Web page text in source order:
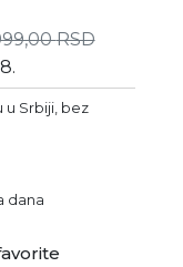
RSD
u Srbiji, bez
dana